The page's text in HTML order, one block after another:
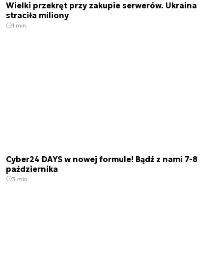
Wielki przekręt przy zakupie serwerów. Ukraina
straciła miliony
1 min.
Cyber24 DAYS w nowej formule! Bądź z nami 7-8
października
3 min.